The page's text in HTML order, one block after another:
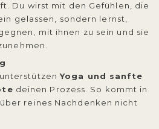
Du wirst mit den Gefühlen, die
gelassen, sondern lernst,
mit ihnen zu sein und sie
Yoga und sanfte
deinen Prozess. So kommt in
reines Nachdenken nicht